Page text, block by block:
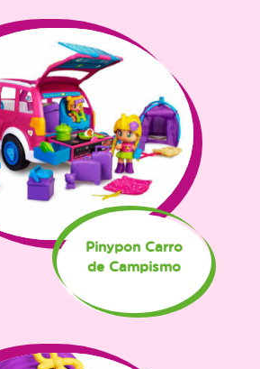
Pinypon Carro
de Campismo